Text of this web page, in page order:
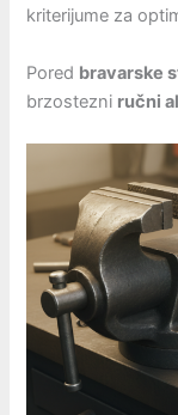
kriterijume za
Pored bravarske
brzostezni ručni